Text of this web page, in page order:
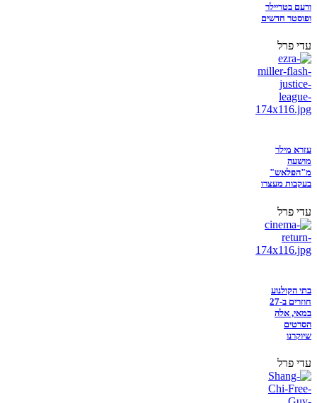
ורעם בטריילר
ופוסטר חדשים
עדי פרל
עזרא מילר
מושעה
מ"הפלאש"
בעקבות מעצרו
עדי פרל
בתי הקולנוע
חוזרים ב-27
במאי, אלה
הסרטים
שיוקרנו
עדי פרל